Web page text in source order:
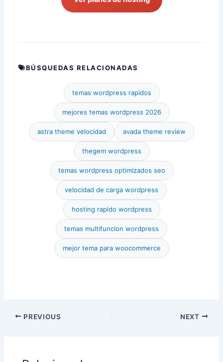
BÚSQUEDAS RELACIONADAS
temas wordpress rapidos
mejores temas wordpress 2026
astra theme velocidad avada theme review
thegem wordpress
temas wordpress optimizados seo
velocidad de carga wordpress
hosting rapido wordpress
temas multifuncion wordpress
mejor tema para woocommerce
PREVIOUS NEXT